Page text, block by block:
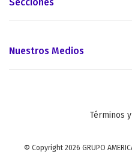
Nuestros Medios
Términos
© Copyright 2026 GRUPO